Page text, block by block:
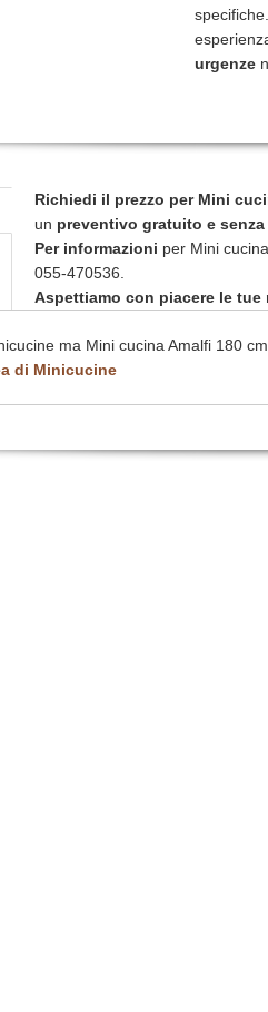
specifiche.
urgenze
Richiedi il prezzo per Mini
un preventivo gratuito e
Per informazioni per Mini
055-470536.
Aspettiamo con piacere le
ma Mini cucina Amalfi 180
di Minicucine